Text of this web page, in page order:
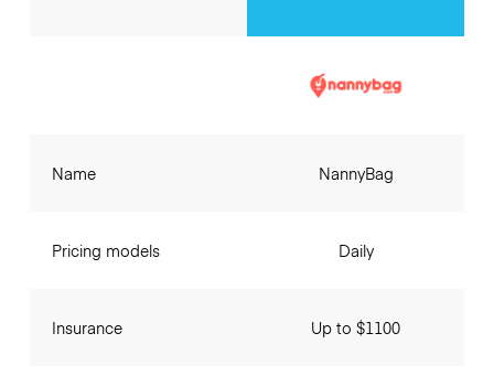
Name
Pricing models
Insurance
NannyBag
Daily
Up to $1100